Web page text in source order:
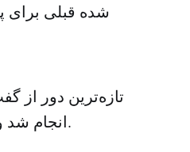
شده قبلی برای
تازه‌ترین دور از
انجام شد و رئیس هیئت ایرانی آن را «جدی، فشره، صریح و مفید» توصیف کرد.